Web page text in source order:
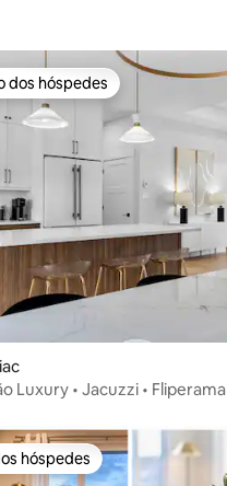
preferidos dos hóspedes
dos hóspedes
Luxury • Jacuzzi • Fliperama
hóspedes
hóspedes